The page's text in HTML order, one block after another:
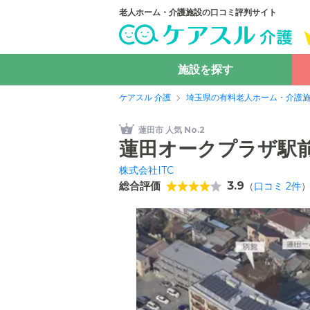
老人ホーム・介護施設の口コミ評判サイト
施設を探す
ケアスル 介護 埼玉県の有料老人ホーム・介護
蓮田市 人気 No.2
蓮田オークプラザ駅
株式会社ITC
総合評価 3.9 （口コミ 2件）